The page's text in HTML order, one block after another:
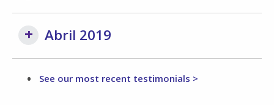
Abril 2019
See our most recent testimonials >